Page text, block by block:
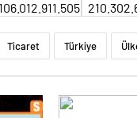
106.012.911.505
Ticaret Türkiye